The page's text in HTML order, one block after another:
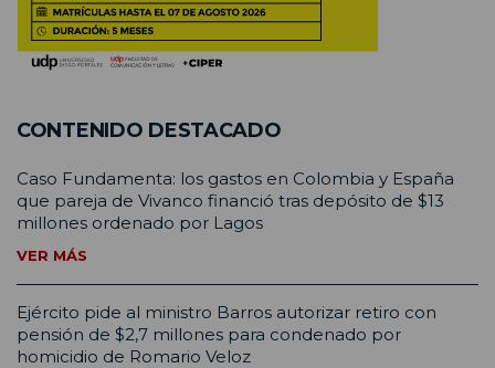
CONTENIDO DESTACADO
Caso Fundamenta: los gastos en Colombia y España
que pareja de Vivanco financió tras depósito de $13
millones ordenado por Lagos
VER MÁS
Ejército pide al ministro Barros autorizar retiro con
pensión de $2,7 millones para condenado por
homicidio de Romario Veloz